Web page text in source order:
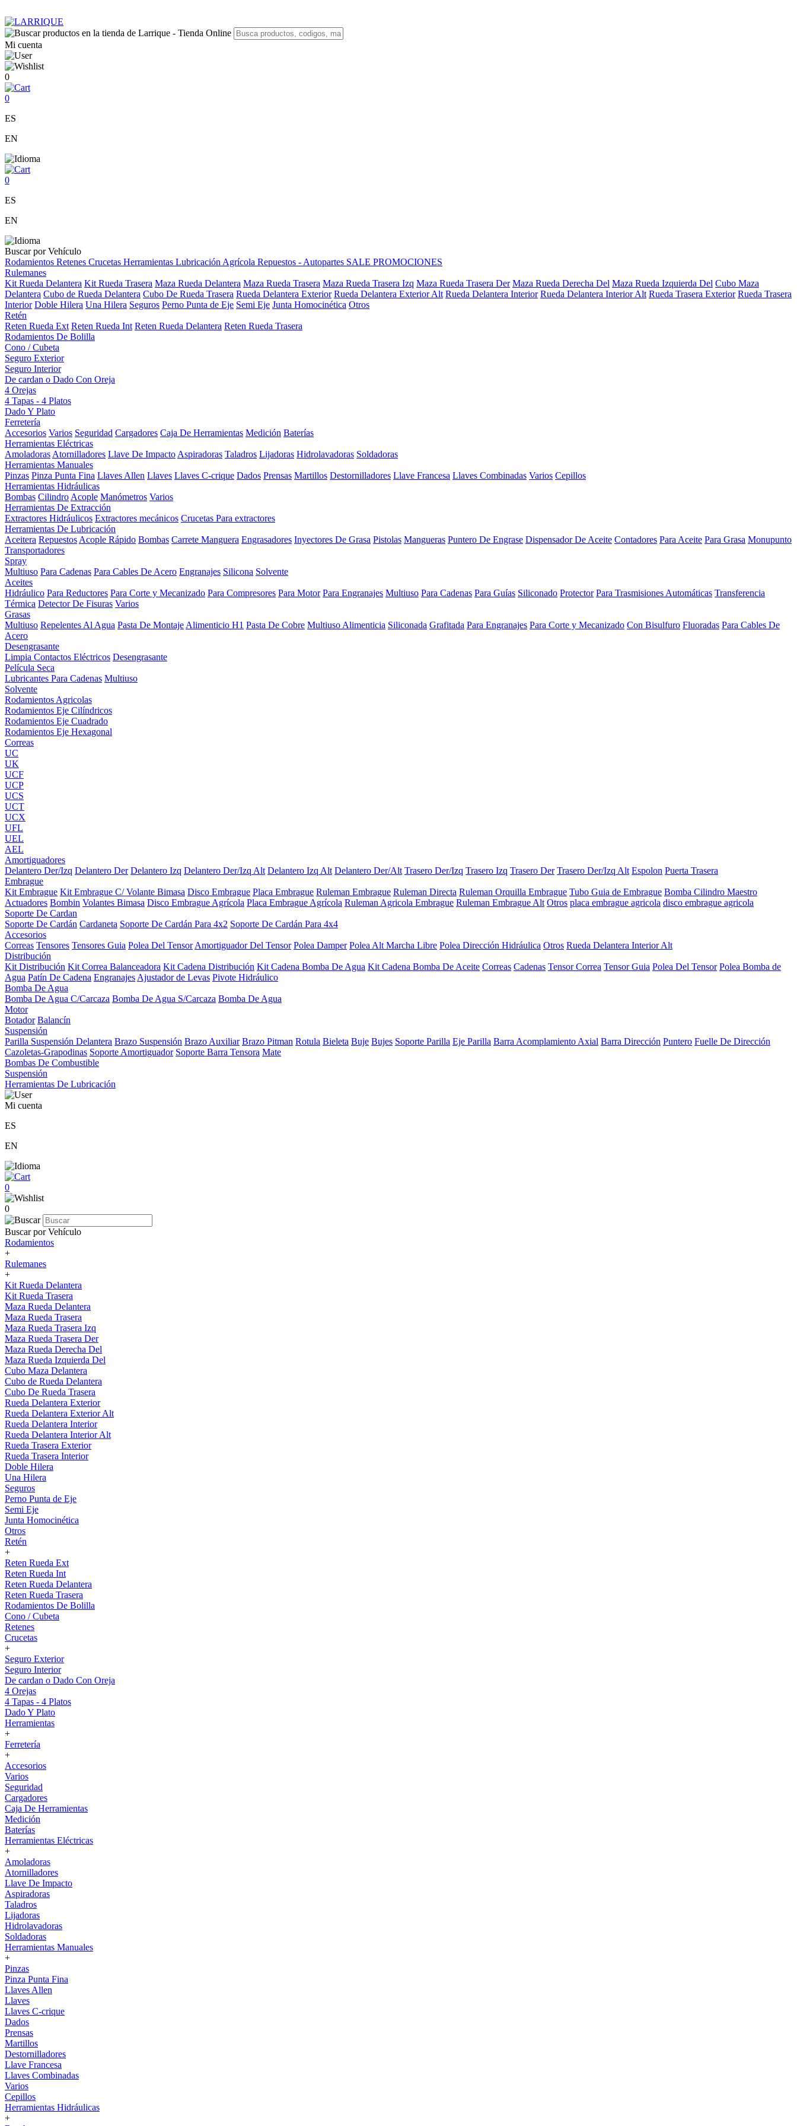
Mi cuenta
0
0
ES
EN
0
ES
EN
Buscar por Vehículo
Rodamientos Retenes Crucetas Herramientas Lubricación Agrícola Repuestos - Autopartes SALE PROMOCIONES
Rulemanes
Kit Rueda Delantera Kit Rueda Trasera Maza Rueda Delantera Maza Rueda Trasera Maza Rueda Trasera Izq Maza Rueda Trasera Der Maza Rueda Derecha Del Maza Rueda Izquierda Del Cubo Maza
Delantera Cubo de Rueda Delantera Cubo De Rueda Trasera Rueda Delantera Exterior Rueda Delantera Exterior Alt Rueda Delantera Interior Rueda Delantera Interior Alt Rueda Trasera Exterior Rueda Trasera
Interior Doble Hilera Una Hilera Seguros Perno Punta de Eje Semi Eje Junta Homocinética Otros
Retén
Reten Rueda Ext Reten Rueda Int Reten Rueda Delantera Reten Rueda Trasera
Rodamientos De Bolilla
Cono / Cubeta
Seguro Exterior
Seguro Interior
De cardan o Dado Con Oreja
4 Orejas
4 Tapas - 4 Platos
Dado Y Plato
Ferretería
Accesorios Varios Seguridad Cargadores Caja De Herramientas Medición Baterías
Herramientas Eléctricas
Amoladoras Atornilladores Llave De Impacto Aspiradoras Taladros Lijadoras Hidrolavadoras Soldadoras
Herramientas Manuales
Pinzas Pinza Punta Fina Llaves Allen Llaves Llaves C-crique Dados Prensas Martillos Destornilladores Llave Francesa Llaves Combinadas Varios Cepillos
Herramientas Hidráulicas
Bombas Cilindro Acople Manómetros Varios
Herramientas De Extracción
Extractores Hidráulicos Extractores mecánicos Crucetas Para extractores
Herramientas De Lubricación
Aceitera Repuestos Acople Rápido Bombas Carrete Manguera Engrasadores Inyectores De Grasa Pistolas Mangueras Puntero De Engrase Dispensador De Aceite Contadores Para Aceite Para Grasa Monupunto
Transportadores
Spray
Multiuso Para Cadenas Para Cables De Acero Engranajes Silicona Solvente
Aceites
Hidráulico Para Reductores Para Corte y Mecanizado Para Compresores Para Motor Para Engranajes Multiuso Para Cadenas Para Guías Siliconado Protector Para Trasmisiones Automáticas Transferencia
Térmica Detector De Fisuras Varios
Grasas
Multiuso Repelentes Al Agua Pasta De Montaje Alimenticio H1 Pasta De Cobre Multiuso Alimenticia Siliconada Grafitada Para Engranajes Para Corte y Mecanizado Con Bisulfuro Fluoradas Para Cables De
Acero
Desengrasante
Limpia Contactos Eléctricos Desengrasante
Película Seca
Lubricantes Para Cadenas Multiuso
Solvente
Rodamientos Agricolas
Rodamientos Eje Cilíndricos
Rodamientos Eje Cuadrado
Rodamientos Eje Hexagonal
Correas
UC
UK
UCF
UCP
UCS
UCT
UCX
UFL
UEL
AEL
Amortiguadores
Delantero Der/Izq Delantero Der Delantero Izq Delantero Der/Izq Alt Delantero Izq Alt Delantero Der/Alt Trasero Der/Izq Trasero Izq Trasero Der Trasero Der/Izq Alt Espolon Puerta Trasera
Embrague
Kit Embrague Kit Embrague C/ Volante Bimasa Disco Embrague Placa Embrague Ruleman Embrague Ruleman Directa Ruleman Orquilla Embrague Tubo Guia de Embrague Bomba Cilindro Maestro
Actuadores Bombin Volantes Bimasa Disco Embrague Agrícola Placa Embrague Agrícola Ruleman Agricola Embrague Ruleman Embrague Alt Otros placa embrague agricola disco embrague agricola
Soporte De Cardan
Soporte De Cardán Cardaneta Soporte De Cardán Para 4x2 Soporte De Cardán Para 4x4
Accesorios
Correas Tensores Tensores Guia Polea Del Tensor Amortiguador Del Tensor Polea Damper Polea Alt Marcha Libre Polea Dirección Hidráulica Otros Rueda Delantera Interior Alt
Distribución
Kit Distribución Kit Correa Balanceadora Kit Cadena Distribución Kit Cadena Bomba De Agua Kit Cadena Bomba De Aceite Correas Cadenas Tensor Correa Tensor Guia Polea Del Tensor Polea Bomba de
Agua Patín De Cadena Engranajes Ajustador de Levas Pivote Hidráulico
Bomba De Agua
Bomba De Agua C/Carcaza Bomba De Agua S/Carcaza Bomba De Agua
Motor
Botador Balancín
Suspensión
Parilla Suspensión Delantera Brazo Suspensión Brazo Auxiliar Brazo Pitman Rotula Bieleta Buje Bujes Soporte Parilla Eje Parilla Barra Acomplamiento Axial Barra Dirección Puntero Fuelle De Dirección
Cazoletas-Grapodinas Soporte Amortiguador Soporte Barra Tensora Mate
Bombas De Combustible
Suspensión
Herramientas De Lubricación
Mi cuenta
ES
EN
0
0
Buscar por Vehículo
Rodamientos
+
Rulemanes
+
Kit Rueda Delantera
Kit Rueda Trasera
Maza Rueda Delantera
Maza Rueda Trasera
Maza Rueda Trasera Izq
Maza Rueda Trasera Der
Maza Rueda Derecha Del
Maza Rueda Izquierda Del
Cubo Maza Delantera
Cubo de Rueda Delantera
Cubo De Rueda Trasera
Rueda Delantera Exterior
Rueda Delantera Exterior Alt
Rueda Delantera Interior
Rueda Delantera Interior Alt
Rueda Trasera Exterior
Rueda Trasera Interior
Doble Hilera
Una Hilera
Seguros
Perno Punta de Eje
Semi Eje
Junta Homocinética
Otros
Retén
+
Reten Rueda Ext
Reten Rueda Int
Reten Rueda Delantera
Reten Rueda Trasera
Rodamientos De Bolilla
Cono / Cubeta
Retenes
Crucetas
+
Seguro Exterior
Seguro Interior
De cardan o Dado Con Oreja
4 Orejas
4 Tapas - 4 Platos
Dado Y Plato
Herramientas
+
Ferretería
+
Accesorios
Varios
Seguridad
Cargadores
Caja De Herramientas
Medición
Baterías
Herramientas Eléctricas
+
Amoladoras
Atornilladores
Llave De Impacto
Aspiradoras
Taladros
Lijadoras
Hidrolavadoras
Soldadoras
Herramientas Manuales
+
Pinzas
Pinza Punta Fina
Llaves Allen
Llaves
Llaves C-crique
Dados
Prensas
Martillos
Destornilladores
Llave Francesa
Llaves Combinadas
Varios
Cepillos
Herramientas Hidráulicas
+